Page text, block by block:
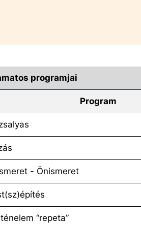
programjai
Program
- Önismeret
“repeta”